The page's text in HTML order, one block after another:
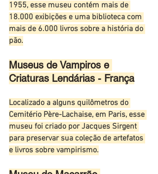
1955, esse museu contém mais de
18.000 exibições e uma biblioteca com
mais de 6.000 livros sobre a história do
pão.
Museus de Vampiros e
Criaturas Lendárias - França
Localizado a alguns quilômetros do
Cemitério Père-Lachaise, em Paris, esse
museu foi criado por Jacques Sirgent
para preservar sua coleção de artefatos
e livros sobre vampirismo.